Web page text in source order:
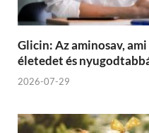
Glicin: Az aminosav,
életedet és
2026-07-29